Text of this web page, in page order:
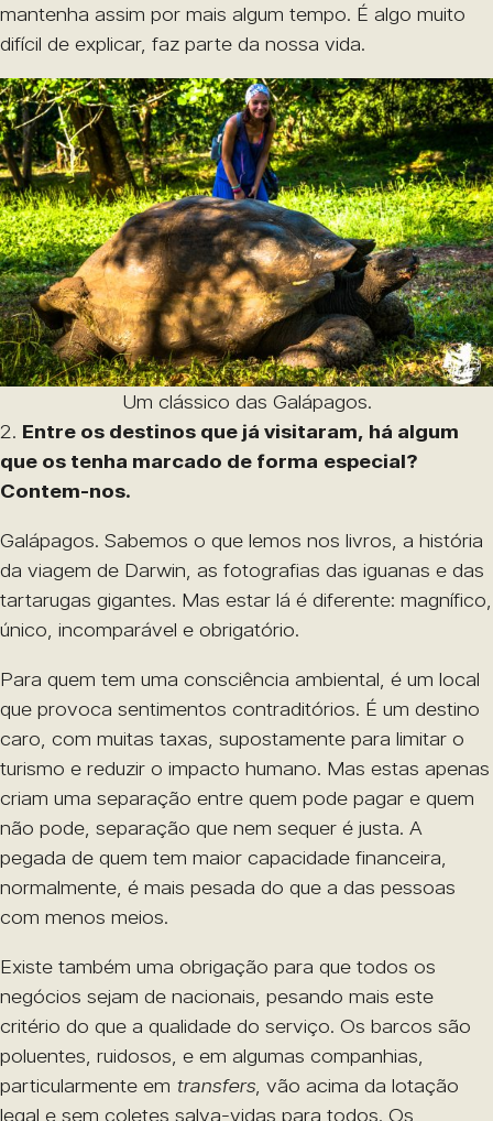
mantenha assim por mais algum tempo. É algo muito
difícil de explicar, faz parte da nossa vida.
Um clássico das Galápagos.
2. Entre os destinos que já visitaram, há algum
que os tenha marcado de forma especial?
Contem-nos.
Galápagos. Sabemos o que lemos nos livros, a história
da viagem de Darwin, as fotografias das iguanas e das
tartarugas gigantes. Mas estar lá é diferente: magnífico,
único, incomparável e obrigatório.
Para quem tem uma consciência ambiental, é um local
que provoca sentimentos contraditórios. É um destino
caro, com muitas taxas, supostamente para limitar o
turismo e reduzir o impacto humano. Mas estas apenas
criam uma separação entre quem pode pagar e quem
não pode, separação que nem sequer é justa. A
pegada de quem tem maior capacidade financeira,
normalmente, é mais pesada do que a das pessoas
com menos meios.
Existe também uma obrigação para que todos os
negócios sejam de nacionais, pesando mais este
critério do que a qualidade do serviço. Os barcos são
poluentes, ruidosos, e em algumas companhias,
particularmente em transfers , vão acima da lotação
legal e sem coletes salva-vidas para todos. Os